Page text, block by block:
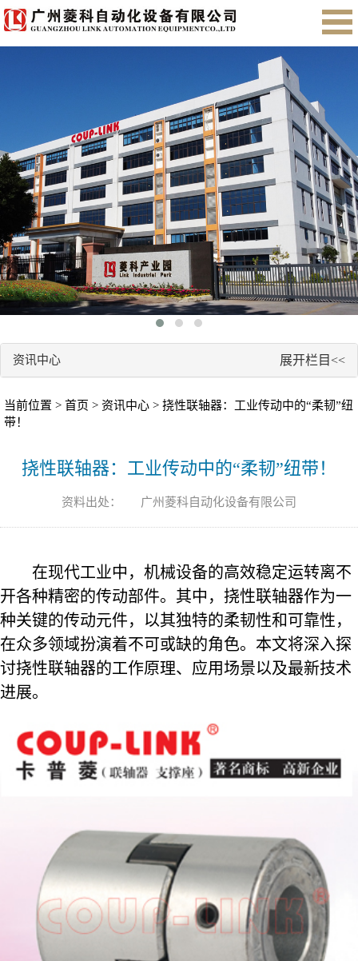
售后服务
会员注册
English
资讯中心 展开栏目<<
当前位置 > 首页 > 资讯中心 > ​挠性联轴器：工业传动中的“柔韧”纽
带！
​挠性联轴器：工业传动中的“柔韧”纽带！
资料出处： 广州菱科自动化设备有限公司
在现代工业中，机械设备的高效稳定运转离不
开各种精密的传动部件。其中，挠性联轴器作为一
种关键的传动元件，以其独特的柔韧性和可靠性，
在众多领域扮演着不可或缺的角色。本文将深入探
讨挠性联轴器的工作原理、应用场景以及最新技术
进展。